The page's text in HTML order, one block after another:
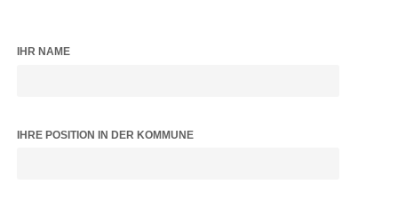
IHR NAME
IHRE POSITION IN DER KOMMUNE